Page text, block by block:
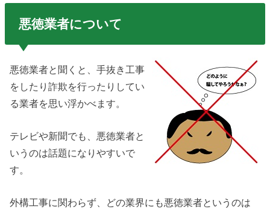
悪徳業者について
悪徳業者と聞くと、手抜き工事
をしたり詐欺を行ったりしてい
る業者を思い浮かべます。
テレビや新聞でも、悪徳業者と
いうのは話題になりやすいで
す。
外構工事に関わらず、どの業界にも悪徳業者というのは